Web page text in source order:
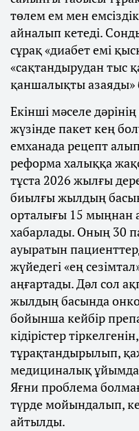
төлем ем мен
айналып кетеді.
сұрақ «диабет емі
«сақтандырудан тыс
қаншалықты азаяды»
Екінші мәселе
жүзінде пакет кең
емханада рецепт
реформа халыққа
тұста 2026 жылғы
биылғы жылдың
орталығы 15 мыңнан
хабарлады. Оның 30
ауыратын
жүйедегі «ең
аңғартады. Дәл сол
жылдың басында
бойынша кейбір
кідірістер
тұрақтандырылып,
медициналық
Яғни проблема
түрде мойындалып,
айтылды.